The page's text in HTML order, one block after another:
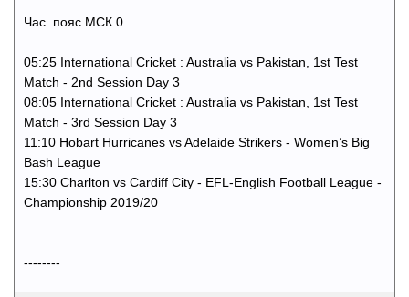
Час. пояс МСК 0
05:25 International Cricket : Australia vs Pakistan, 1st Test
Match - 2nd Session Day 3
08:05 International Cricket : Australia vs Pakistan, 1st Test
Match - 3rd Session Day 3
11:10 Hobart Hurricanes vs Adelaide Strikers - Women’s Big
Bash League
15:30 Charlton vs Cardiff City - EFL-English Football League -
Championship 2019/20
--------